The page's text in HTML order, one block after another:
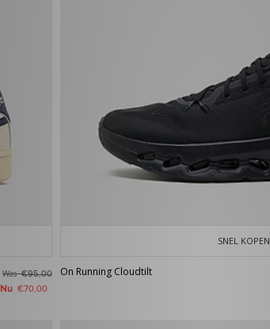
Was€95,00
Nu €70,00
SNEL KOPEN
On Running Cloudtilt